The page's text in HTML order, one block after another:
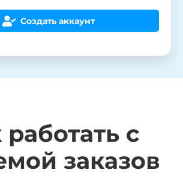
Создать аккаунт
работать с
заказов